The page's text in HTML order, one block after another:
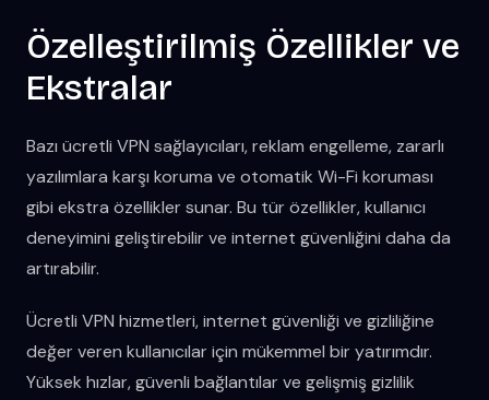
Özelleştirilmiş Özellikler ve
Ekstralar
Bazı ücretli VPN sağlayıcıları, reklam engelleme, zararlı
yazılımlara karşı koruma ve otomatik Wi-Fi koruması
gibi ekstra özellikler sunar. Bu tür özellikler, kullanıcı
deneyimini geliştirebilir ve internet güvenliğini daha da
artırabilir.
Ücretli VPN hizmetleri, internet güvenliği ve gizliliğine
değer veren kullanıcılar için mükemmel bir yatırımdır.
Yüksek hızlar, güvenli bağlantılar ve gelişmiş gizlilik